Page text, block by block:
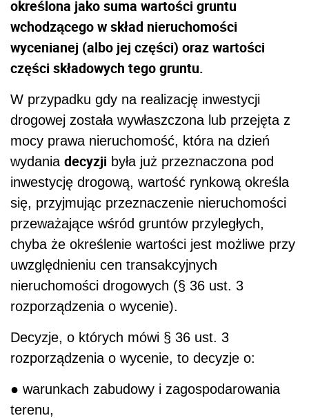
określona jako suma wartości gruntu
wchodzącego w skład nieruchomości
wycenianej (albo jej części) oraz wartości
części składowych tego gruntu.
W przypadku gdy na realizację inwestycji
drogowej została wywłaszczona lub przejęta z
mocy prawa nieruchomość, która na dzień
wydania decyzji była już przeznaczona pod
inwestycję drogową, wartość rynkową określa
się, przyjmując przeznaczenie nieruchomości
przeważające wśród gruntów przyległych,
chyba że określenie wartości jest możliwe przy
uwzględnieniu cen transakcyjnych
nieruchomości drogowych (§ 36 ust. 3
rozporządzenia o wycenie).
Decyzje, o których mówi § 36 ust. 3
rozporządzenia o wycenie, to decyzje o:
● warunkach zabudowy i zagospodarowania
terenu,